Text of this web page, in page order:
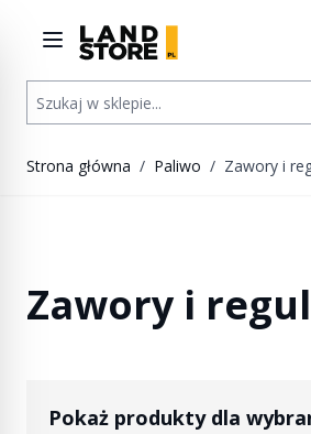
Szukaj w sklepie...
Strona główna / Paliwo / Zawory i
Zawory i
Pokaż produkty dla